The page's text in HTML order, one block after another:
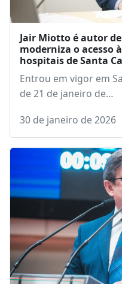
Jair Miotto é autor
moderniza o acesso
hospitais de Santa
Entrou em vigor em
de 21 de janeiro de…
30 de janeiro de 2026